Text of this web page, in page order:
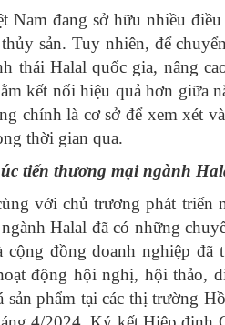
Nam đang sở hữu nhiều
sản. Tuy nhiên, để
thái Halal quốc gia, nâng
kết nối hiệu quả hơn giữa
chính là cơ sở để xem xét
thời gian qua.
tiến thương mại ngành
với chủ trương phát triển
Halal đã có những
đồng doanh nghiệp
động hội nghị, hội thảo,
sản phẩm tại các thị trường